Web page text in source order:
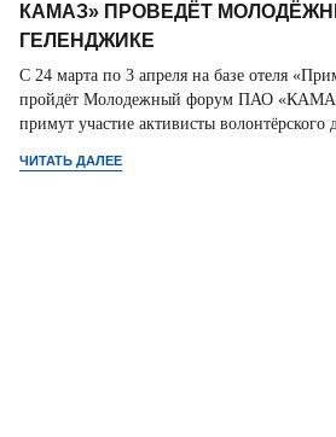
КАМАЗ» ПРОВЕДЁТ
ГЕЛЕНДЖИКЕ
С 24 марта по 3 апреля на базе отеля
пройдёт Молодежный форум ПАО
примут участие активисты волонтёрского
ЧИТАТЬ ДАЛЕЕ